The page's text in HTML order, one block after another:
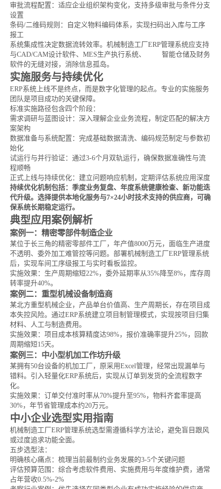
审批流程配置：适应企业组织架构变化，支持多级审批与条件分支
设置
条码/二维码规则：自定义物料编码体系，实现扫码出入库与工序
报工
系统集成性决定数据流转效率。机械制造工厂ERP管理系统应支持
与CAD/CAM设计软件、MES生产执行系统、
智能仓储及财务
软件的无缝对接，消除信息孤岛。
实施服务与持续优化
ERP系统上线不是终点，而是数字化管理的起点。专业的实施服务
团队是项目成功的关键保障。
标准实施路径包含四个阶段：
需求调研与蓝图设计：深入理解企业业务流程，制定匹配的解决方
案架构
数据准备与系统配置：完成基础数据清洗、编码规范制定与参数初
始化
试运行与并行验证：通过3-6个月双轨运行，确保数据准确性与流
程顺畅
正式上线与持续优化：建立问题响应机制，定期评估系统应用深度
持续优化机制包括：季度业务复盘、年度系统健康检查、新功能迭
代升级。选择提供本地化服务与7×24小时技术支持的供应商，可确
保系统长期稳定运行。
典型应用案例解析
案例一：精密零部件制造企业
某位于长三角的精密零部件工厂，年产值8000万元，面临生产进度
不透明、委外加工难管控等问题。部署机械制造工厂ERP管理系统
后，实现车间工序级报工与实时看板监控。
实施效果：生产周期缩短22%，委外延期率从35%降至8%，库存周
转率提升40%。
案例二：重型机械设备制造商
某北方重型机械企业，产品单台价值高、生产周期长，存在项目成
本失控风险。通过ERP系统建立项目制管理模式，实现按项目归集
材料、人工与制造费用。
实施效果：项目成本核算精度达98%，报价准确率提升25%，回款
周期缩短15天。
案例三：中小型机加工作坊升级
某拥有50台设备的机加工厂，原采用Excel管理，经常出现漏单与
错料。引入轻量化ERP系统后，实现从订单到发货的全流程数字
化。
实施效果：订单交付准时率从70%提升至95%，物料齐套率提高
30%，年节省管理成本约20万元。
中小企业选型实用指南
机械制造工厂ERP管理系统选型需遵循科学方法论，避免盲目跟风
或过度追求功能全面。
五步选型法：
明确核心痛点：梳理当前最制约业务发展的3-5个关键问题
评估预算范围：综合考虑软件费用、实施费用与年度维护费，通常
占年营收0.5%-2%